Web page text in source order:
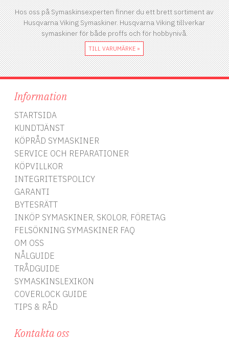
Hos oss på Symaskinsexperten finner du ett brett sortiment av
Husqvarna Viking Symaskiner. Husqvarna Viking tillverkar
symaskiner för både proffs och för hobbynivå.
TILL VARUMÄRKE »
Information
STARTSIDA
KUNDTJÄNST
KÖPRÅD SYMASKINER
SERVICE OCH REPARATIONER
KÖPVILLKOR
INTEGRITETSPOLICY
GARANTI
BYTESRÄTT
INKÖP SYMASKINER, SKOLOR, FÖRETAG
FELSÖKNING SYMASKINER FAQ
OM OSS
NÅLGUIDE
TRÅDGUIDE
SYMASKINSLEXIKON
COVERLOCK GUIDE
TIPS & RÅD
Kontakta oss